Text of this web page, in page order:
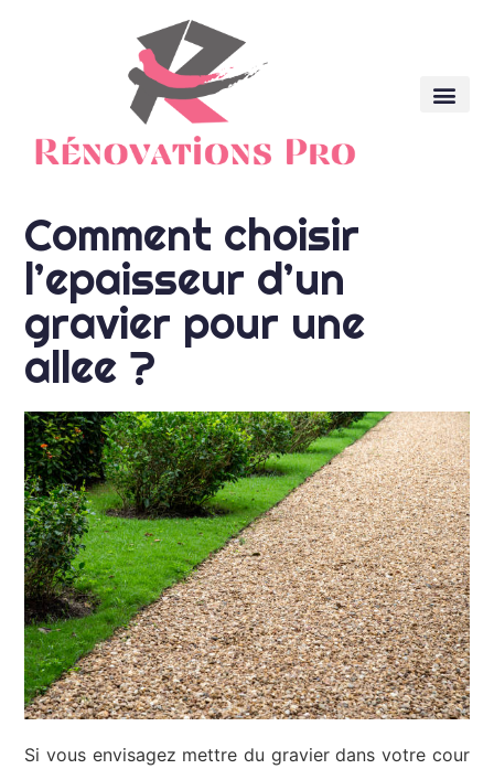
Comment choisir
l’epaisseur d’un
gravier pour une
allee ?
Si vous envisagez mettre du gravier dans votre cour